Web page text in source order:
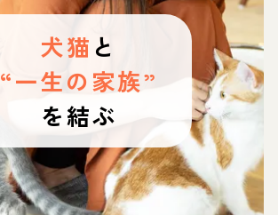
犬猫 と
“一生の家族”
を結ぶ